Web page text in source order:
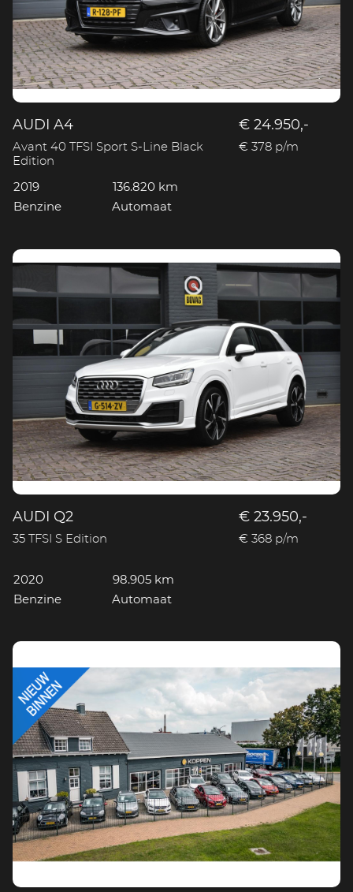
AUDI A4
Avant 40 TFSI Sport S-Line Black
Edition
€ 24.950,-
€ 378 p/m
2019
136.820 km
Benzine
Automaat
AUDI Q2
35 TFSI S Edition
€ 23.950,-
€ 368 p/m
2020
98.905 km
Benzine
Automaat